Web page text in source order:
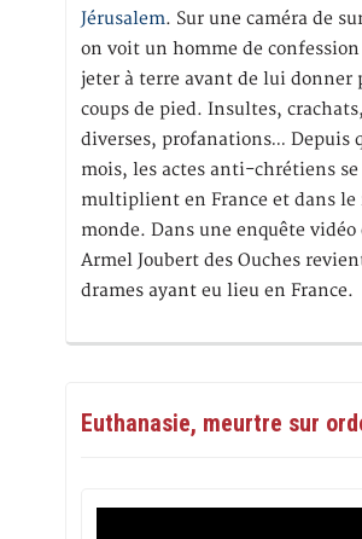
Jérusalem. Sur une caméra de
on voit un homme de
jeter à terre avant de lui donner
coups de pied. Insultes,
diverses, profanations… Depuis
mois, les actes anti-chrétiens se
multiplient en France et dans le
monde. Dans une enquête vidéo
Armel Joubert des Ouches
drames ayant eu lieu en France.
Euthanasie, meurtre sur